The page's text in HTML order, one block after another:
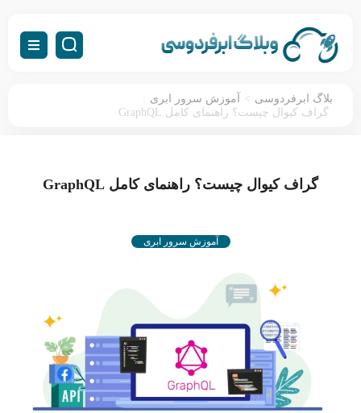
بلاگ ابرفردوسی > آموزش سرور ابری :
گراف کیوال چیست؟ راهنمای کامل GraphQL
گراف کیوال چیست؟ راهنمای کامل GraphQL
آموزش سرور ابری